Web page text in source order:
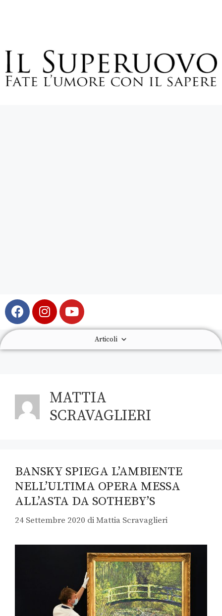
Articoli
MATTIA
SCRAVAGLIERI
BANSKY SPIEGA L’AMBIENTE
NELL’ULTIMA OPERA MESSA
ALL’ASTA DA SOTHEBY’S
24 Settembre 2020 diMattia Scravaglieri